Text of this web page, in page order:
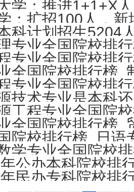
学：推进1+1+X
：扩招100人，新
科计划招生5204
专业全国院校排
专业全国院校排
全国院校排行榜_
专业全国院校排
技术专业是本科
工程专业全国院
较好
全国院校排行榜
院校排行榜_日语
学专业全国院校
？公办本科院校排
民办专科院校排